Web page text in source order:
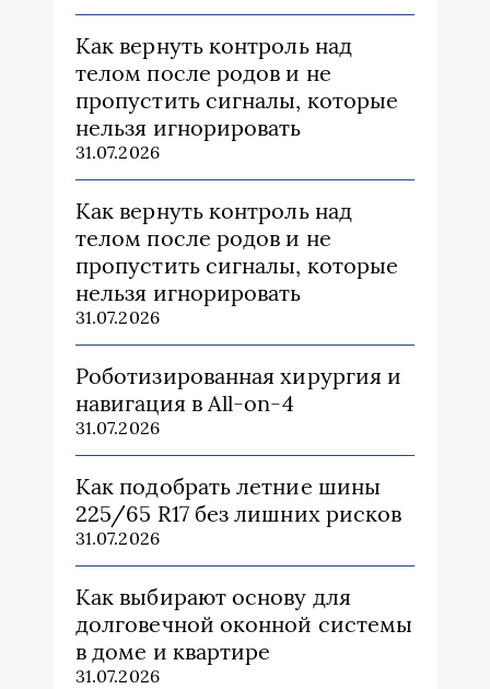
Как вернуть контроль над
телом после родов и не
пропустить сигналы, которые
нельзя игнорировать
31.07.2026
Как вернуть контроль над
телом после родов и не
пропустить сигналы, которые
нельзя игнорировать
31.07.2026
Роботизированная хирургия и
навигация в All-on-4
31.07.2026
Как подобрать летние шины
225/65 R17 без лишних рисков
31.07.2026
Как выбирают основу для
долговечной оконной системы
в доме и квартире
31.07.2026